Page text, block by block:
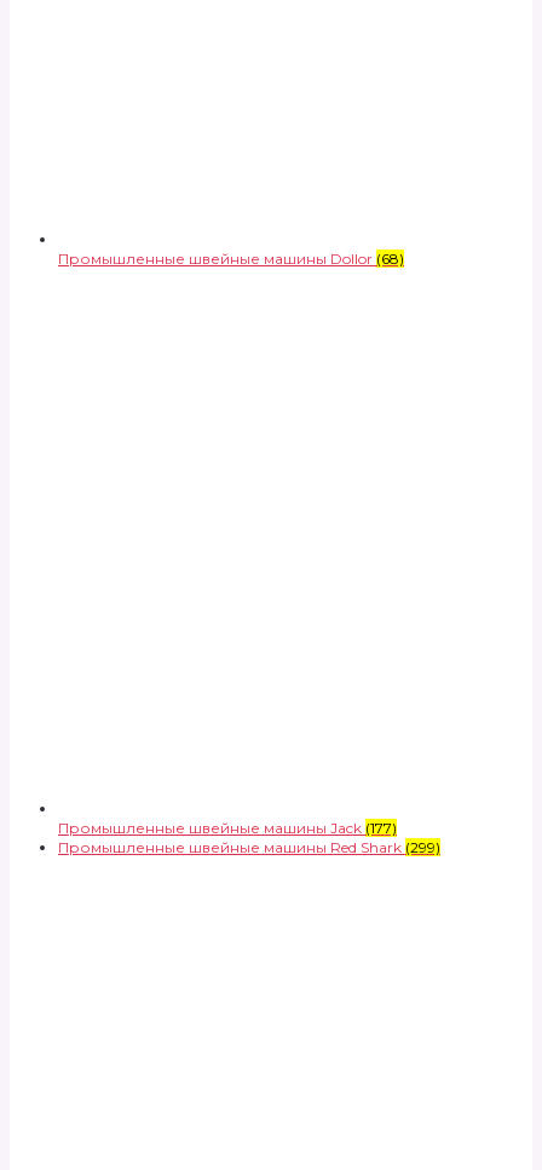
Промышленные швейные машины Dollor (68)
Промышленные швейные машины Jack (177)
Промышленные швейные машины Red Shark (299)